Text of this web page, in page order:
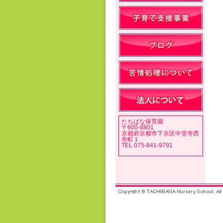
たちばな保育園
〒600-8801
京都府京都市下京区中堂寺西
寺町１
TEL 075-841-9791